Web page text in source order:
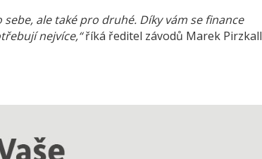
ale také pro druhé. Díky vám se finance
nejvíce,“říká ředitel závodů Marek Pirzkall